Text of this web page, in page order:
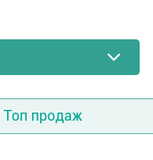
Топ продаж